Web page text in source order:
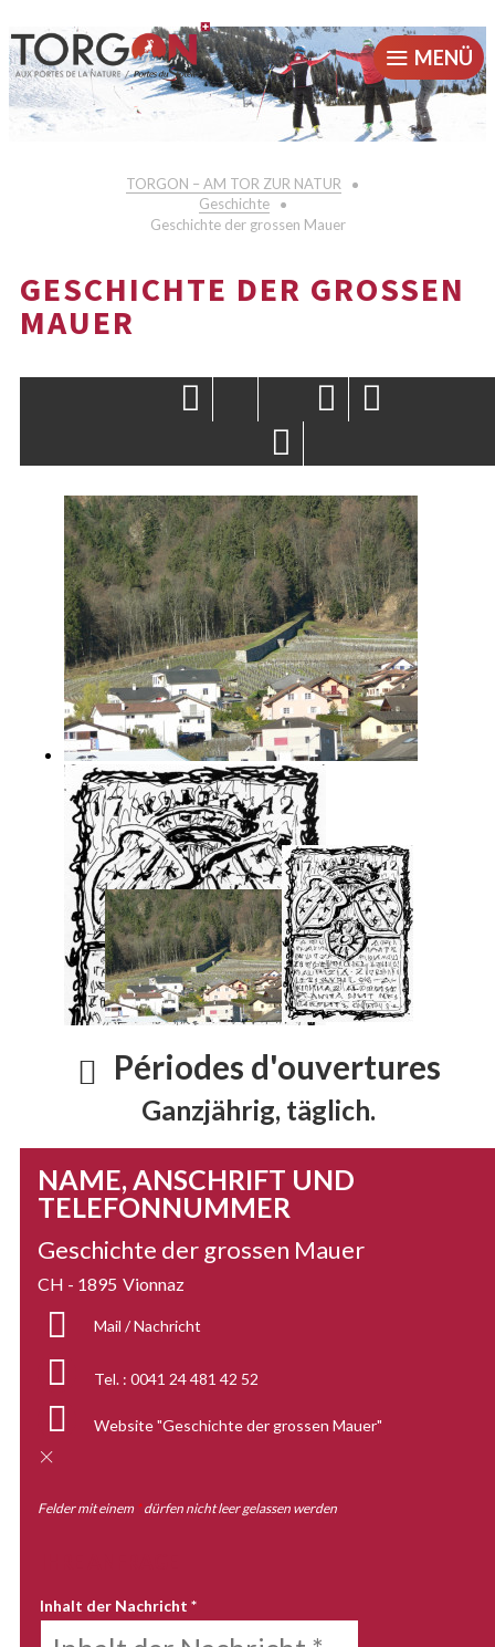
MENÜ
TORGON – AM TOR ZUR NATUR
Geschichte
Geschichte der grossen Mauer
GESCHICHTE DER GROSSEN
MAUER
Périodes d'ouvertures
Ganzjährig, täglich.
NAME, ANSCHRIFT UND
TELEFONNUMMER
Geschichte der grossen Mauer
CH - 1895 Vionnaz
Mail / Nachricht
Tel. : 0041 24 481 42 52
Website"Geschichte der grossen Mauer"
Felder mit einem *dürfen nicht leer gelassen werden
Inhalt der Nachricht *